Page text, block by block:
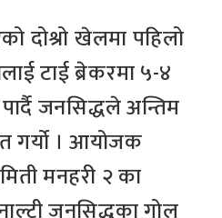
दोश्रो खेलमा पहिलो
टाई ब्रेकरमा ५-४
जनसिद्धले अन्तिम
गर्यो । आयोजक
मनहरी २ का